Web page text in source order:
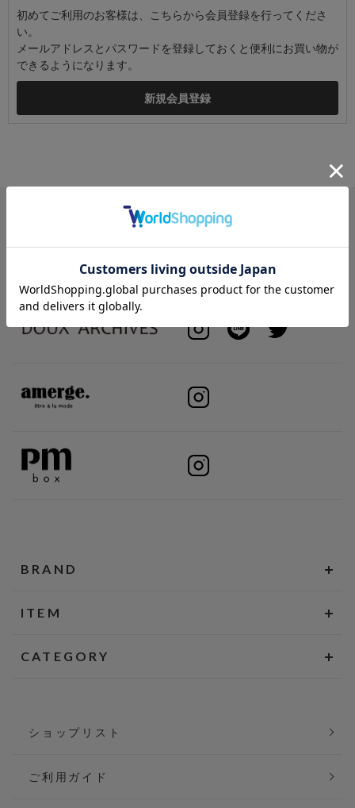
初めてご利用のお客様は、こちらから会員登録を行ってくださ
い。
メールアドレスとパスワードを登録しておくと便利にお買い物が
できるようになります。
BRAND
ITEM
CATEGORY
ショップリスト
ご利用ガイド